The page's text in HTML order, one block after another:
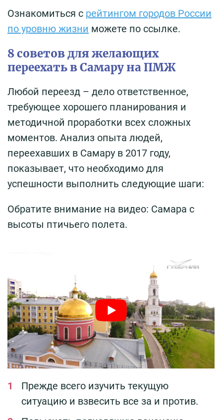
Ознакомиться с рейтингом городов России
по уровню жизни можете по ссылке.
8 советов для желающих
переехать в Самару на ПМЖ
Любой переезд – дело ответственное,
требующее хорошего планирования и
методичной проработки всех сложных
моментов. Анализ опыта людей,
переехавших в Самару в 2017 году,
показывает, что необходимо для
успешности выполнить следующие шаги:
Обратите внимание на видео: Самара с
высоты птичьего полета.
Прежде всего изучить текущую
ситуацию и взвесить все за и против.